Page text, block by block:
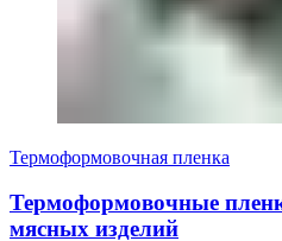
Термоформовочная пленка
Термоформовочные
мясных изделий